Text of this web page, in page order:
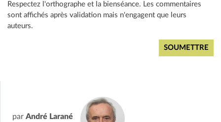
Respectez l'orthographe et la bienséance. Les commentaires
sont affichés après validation mais n'engagent que leurs
auteurs.
par André Larané